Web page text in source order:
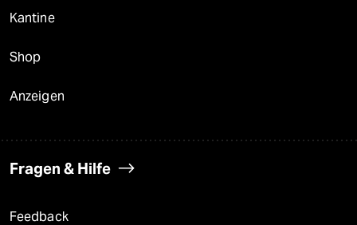
Kantine
Shop
Anzeigen
Fragen & Hilfe
Feedback